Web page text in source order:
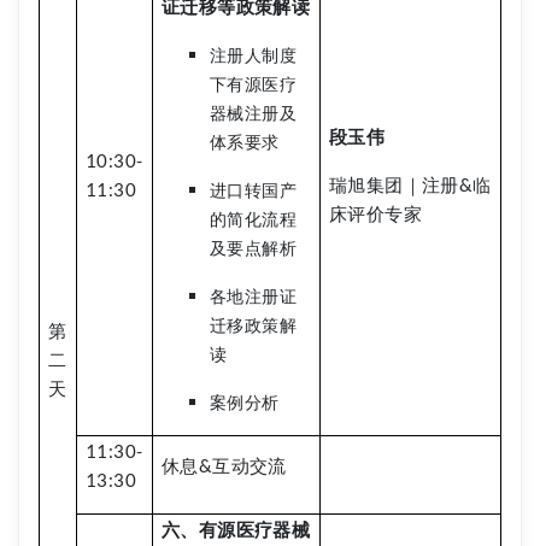
第
二
天
10:30-
11:30
证迁移等政策解读
注册人制度
下有源医疗
器械注册及
体系要求
进口转国产
的简化流程
及要点解析
各地注册证
迁移政策解
读
案例分析
段玉伟
瑞旭集团｜注册&临
床评价专家
11:30-
13:30
休息&互动交流
六、有源医疗器械